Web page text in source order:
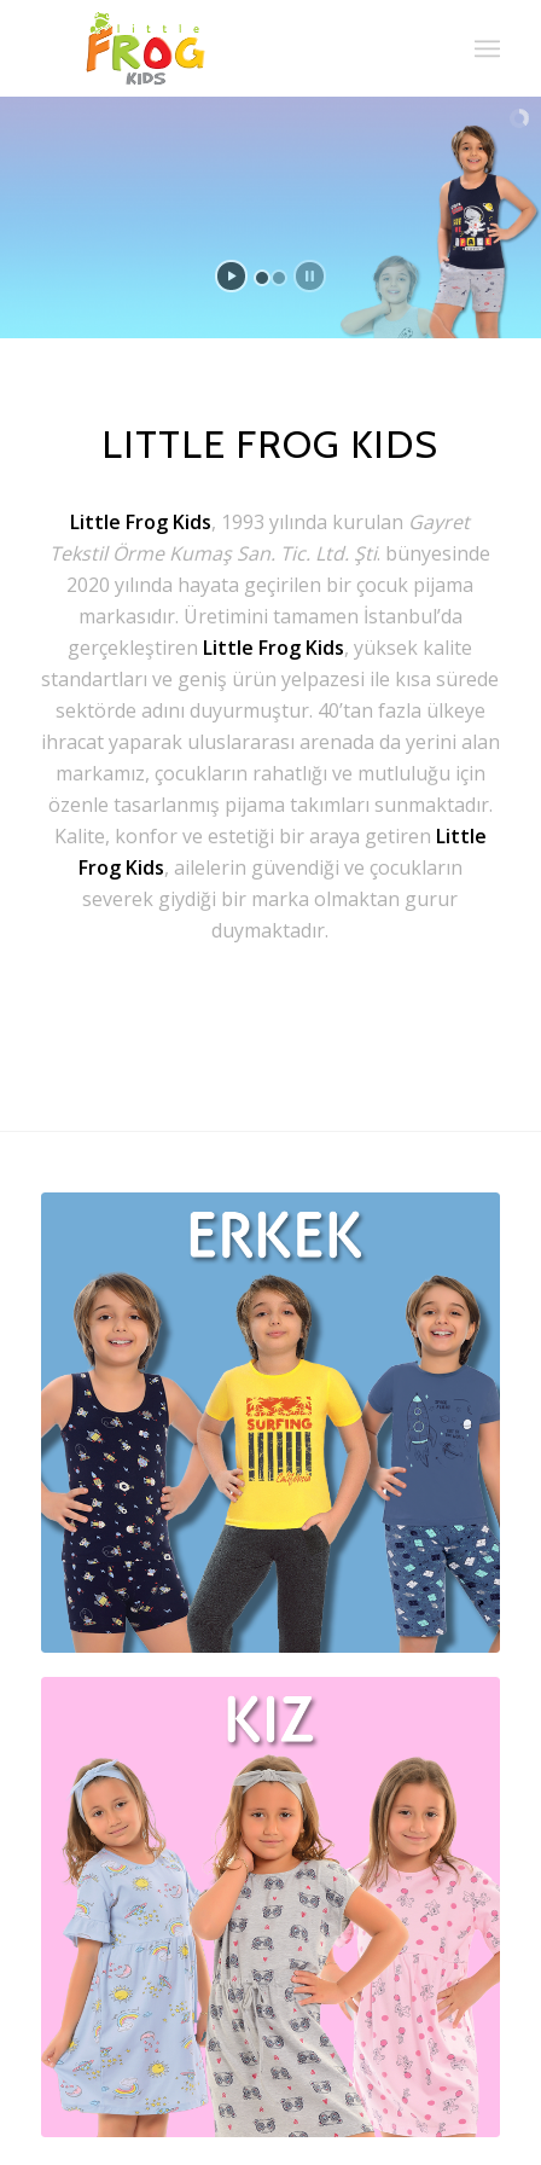
LITTLE FROG KIDS
Little Frog Kids, 1993 yılında kurulan Gayret
Tekstil Örme Kumaş San. Tic. Ltd. Şti. bünyesinde
2020 yılında hayata geçirilen bir çocuk pijama
markasıdır. Üretimini tamamen İstanbul’da
gerçekleştiren Little Frog Kids, yüksek kalite
standartları ve geniş ürün yelpazesi ile kısa sürede
sektörde adını duyurmuştur. 40’tan fazla ülkeye
ihracat yaparak uluslararası arenada da yerini alan
markamız, çocukların rahatlığı ve mutluluğu için
özenle tasarlanmış pijama takımları sunmaktadır.
Kalite, konfor ve estetiği bir araya getiren Little
Frog Kids, ailelerin güvendiği ve çocukların
severek giydiği bir marka olmaktan gurur
duymaktadır.